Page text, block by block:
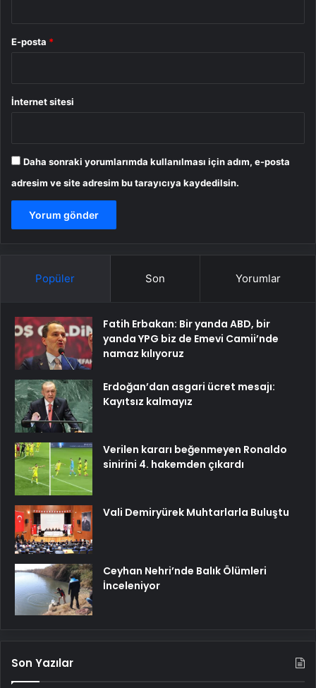
E-posta *
İnternet sitesi
Daha sonraki yorumlarımda kullanılması için adım, e-posta
adresim ve site adresim bu tarayıcıya kaydedilsin.
Popüler Son Yorumlar
Fatih Erbakan: Bir yanda ABD, bir
yanda YPG biz de Emevi Camii’nde
namaz kılıyoruz
Erdoğan’dan asgari ücret mesajı:
Kayıtsız kalmayız
Verilen kararı beğenmeyen Ronaldo
sinirini 4. hakemden çıkardı
Vali Demiryürek Muhtarlarla Buluştu
Ceyhan Nehri’nde Balık Ölümleri
İnceleniyor
Son Yazılar